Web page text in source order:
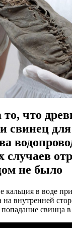
что
свинец для
случаев
не было
кальция в воде
на внутренней
свинца в